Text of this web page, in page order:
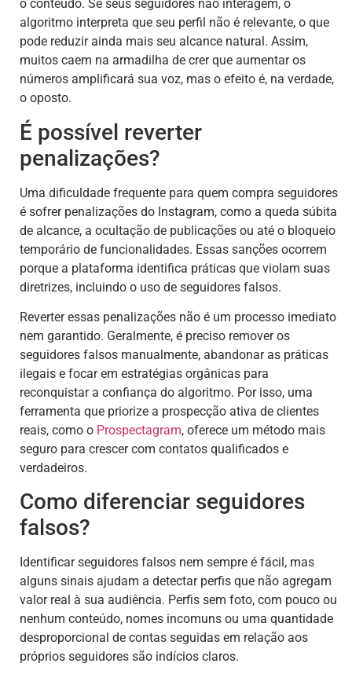
o conteúdo. Se seus seguidores não interagem, o
algoritmo interpreta que seu perfil não é relevante, o que
pode reduzir ainda mais seu alcance natural. Assim,
muitos caem na armadilha de crer que aumentar os
números amplificará sua voz, mas o efeito é, na verdade,
o oposto.
É possível reverter
penalizações?
Uma dificuldade frequente para quem compra seguidores
é sofrer penalizações do Instagram, como a queda súbita
de alcance, a ocultação de publicações ou até o bloqueio
temporário de funcionalidades. Essas sanções ocorrem
porque a plataforma identifica práticas que violam suas
diretrizes, incluindo o uso de seguidores falsos.
Reverter essas penalizações não é um processo imediato
nem garantido. Geralmente, é preciso remover os
seguidores falsos manualmente, abandonar as práticas
ilegais e focar em estratégias orgânicas para
reconquistar a confiança do algoritmo. Por isso, uma
ferramenta que priorize a prospecção ativa de clientes
reais, como o Prospectagram, oferece um método mais
seguro para crescer com contatos qualificados e
verdadeiros.
Como diferenciar seguidores
falsos?
Identificar seguidores falsos nem sempre é fácil, mas
alguns sinais ajudam a detectar perfis que não agregam
valor real à sua audiência. Perfis sem foto, com pouco ou
nenhum conteúdo, nomes incomuns ou uma quantidade
desproporcional de contas seguidas em relação aos
próprios seguidores são indícios claros.